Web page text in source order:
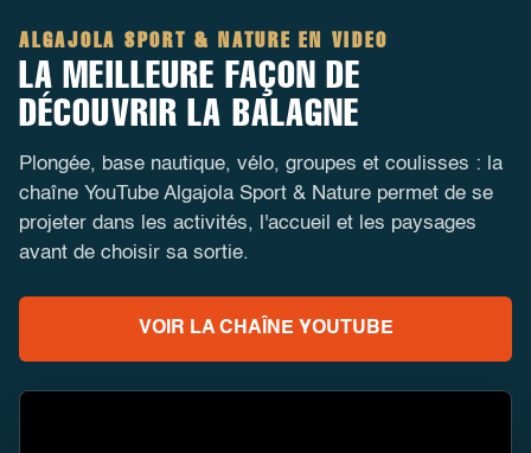
ALGAJOLA SPORT & NATURE EN VIDEO
LA MEILLEURE FAÇON DE
DÉCOUVRIR LA BALAGNE
Plongée, base nautique, vélo, groupes et coulisses : la
chaîne YouTube Algajola Sport & Nature permet de se
projeter dans les activités, l'accueil et les paysages
avant de choisir sa sortie.
VOIR LA CHAÎNE YOUTUBE